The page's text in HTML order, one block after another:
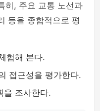
히, 주요 교통 노선과
등을 종합적으로 평
험해 본다.
접근성을 평가한다.
을 조사한다.